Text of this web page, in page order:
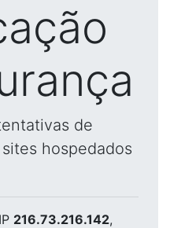
de
hospedados
216.73.216.142,